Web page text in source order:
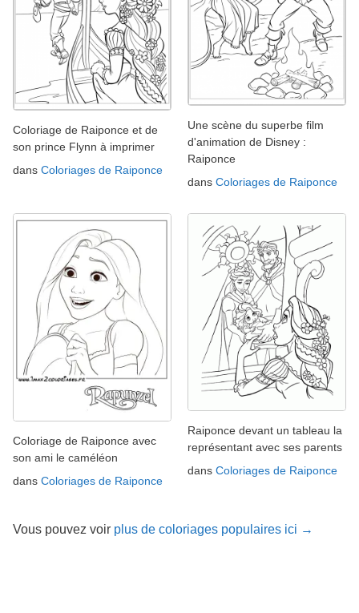
Coloriage de Raiponce et de
son prince Flynn à imprimer
dans Coloriages de Raiponce
Une scène du superbe film
d'animation de Disney :
Raiponce
dans Coloriages de Raiponce
Coloriage de Raiponce avec
son ami le caméléon
dans Coloriages de Raiponce
Raiponce devant un tableau la
représentant avec ses parents
dans Coloriages de Raiponce
Vous pouvez voir plus de coloriages populaires ici →